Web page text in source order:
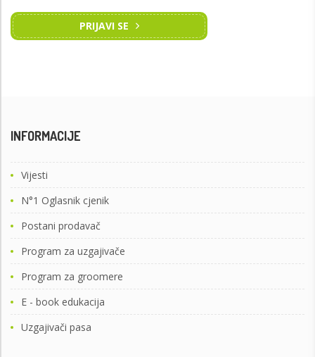
PRIJAVI SE
INFORMACIJE
Vijesti
N°1 Oglasnik cjenik
Postani prodavač
Program za uzgajivače
Program za groomere
E - book edukacija
Uzgajivači pasa